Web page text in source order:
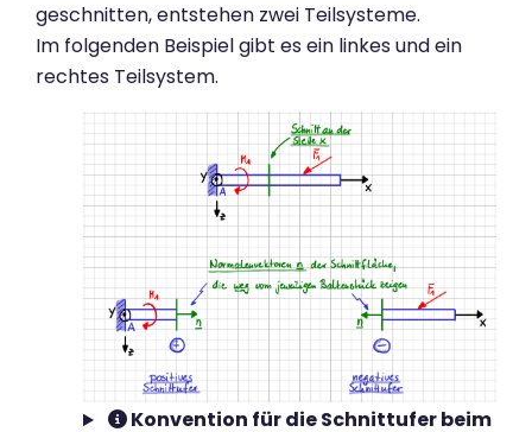
geschnitten, entstehen zwei Teilsysteme.
Im folgenden Beispiel gibt es ein linkes und ein
rechtes Teilsystem.
Konvention für die Schnittufer beim